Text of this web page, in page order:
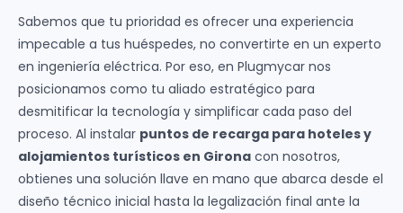
Sabemos que tu prioridad es ofrecer una experiencia
impecable a tus huéspedes, no convertirte en un experto
en ingeniería eléctrica. Por eso, en Plugmycar nos
posicionamos como tu aliado estratégico para
desmitificar la tecnología y simplificar cada paso del
proceso. Al instalar puntos de recarga para hoteles y
alojamientos turísticos en Girona con nosotros,
obtienes una solución llave en mano que abarca desde el
diseño técnico inicial hasta la legalización final ante la